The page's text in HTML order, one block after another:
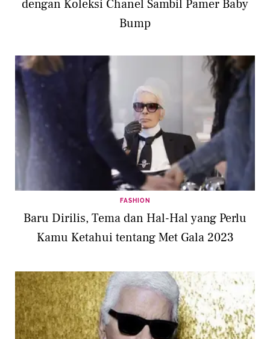
dengan Koleksi Chanel Sambil Pamer Baby
Bump
FASHION
Baru Dirilis, Tema dan Hal-Hal yang Perlu
Kamu Ketahui tentang Met Gala 2023